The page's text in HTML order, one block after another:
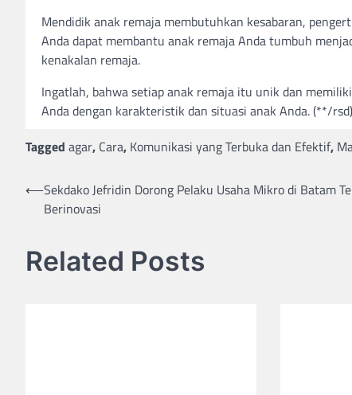
Mendidik anak remaja membutuhkan kesabaran,
Anda dapat membantu anak remaja Anda tumbuh
kenakalan remaja.
Ingatlah, bahwa setiap anak remaja itu unik dan
Anda dengan karakteristik dan situasi anak Anda. (**/rsd)
Tagged agar, Cara, Komunikasi yang Terbuka dan Efektif,
Post
navigation
⟵Sekdako Jefridin Dorong Pelaku Usaha Mikro di Batam
Berinovasi
Related Posts